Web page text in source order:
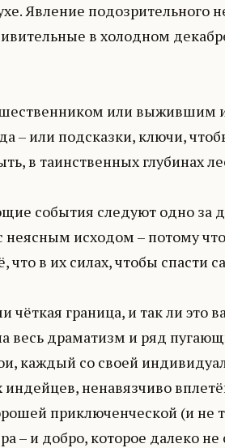
Явление подозрительного
в холодном
или выжившим
– или подсказки, ключи,
в таинственных глубинах
события следуют одно за
неясным исходом – потому
что в их силах, чтобы
граница, и так ли это
весь драматизм и ряд
каждый со своей
ненавязчиво
приключенческой (и не
и добро, которое далеко не